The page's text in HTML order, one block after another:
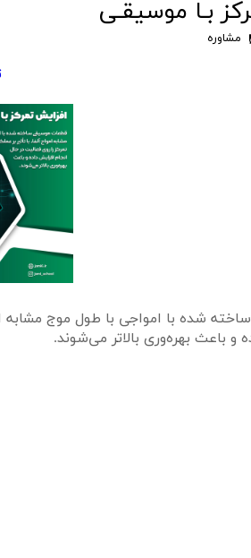
بـا موسیقـی
مشاوره
شده با امواجی با طول موج مشابه
و باعث بهره‌وری بالاتر می‌شوند.